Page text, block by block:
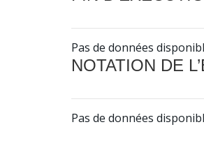
Pas de données
NOTATION DE
Pas de données